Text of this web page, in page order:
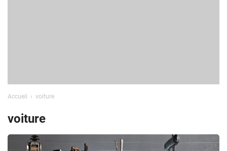
Accueil voiture
voiture